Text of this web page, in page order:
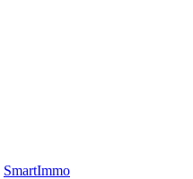
SmartImmo